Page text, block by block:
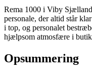
Rema 1000 i Viby
personale, der altid står
i top, og personalet
hjælpsom atmosfære i
Opsummering